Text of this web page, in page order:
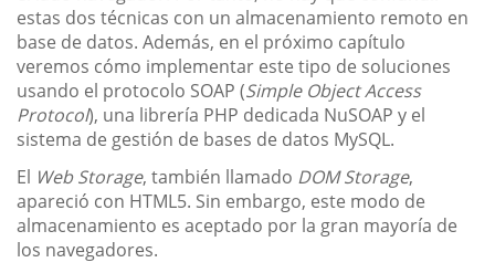
estas dos técnicas con un almacenamiento remoto en
base de datos. Además, en el próximo capítulo
veremos cómo implementar este tipo de soluciones
usando el protocolo SOAP (Simple Object Access
Protocol), una librería PHP dedicada NuSOAP y el
sistema de gestión de bases de datos MySQL.
El Web Storage, también llamado DOM Storage,
apareció con HTML5. Sin embargo, este modo de
almacenamiento es aceptado por la gran mayoría de
los navegadores.